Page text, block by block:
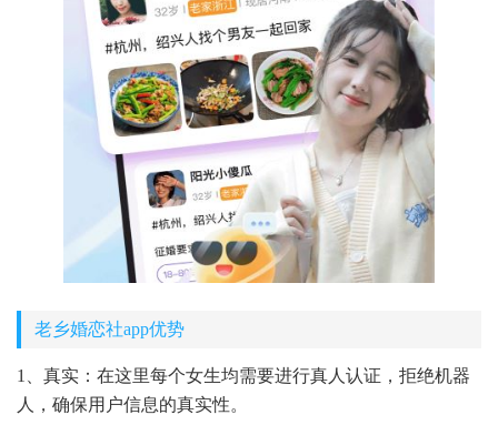
老乡婚恋社app优势
1、真实：在这里每个女生均需要进行真人认证，拒绝机器
人，确保用户信息的真实性。